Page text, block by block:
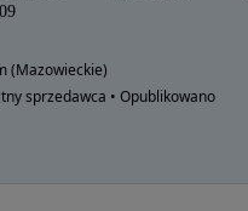
(Mazowieckie)
sprzedawca • Opublikowano